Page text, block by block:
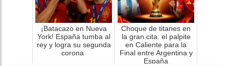
¡Batacazo en Nueva
York! España tumba al
rey y logra su segunda
corona
Choque de titanes en
la gran cita: el palpite
en Caliente para la
Final entre Argentina y
España